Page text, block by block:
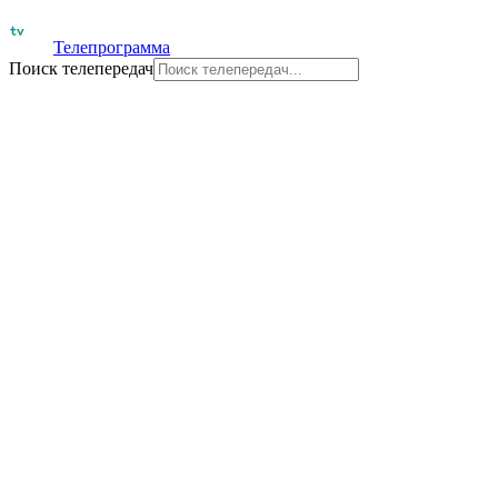
Телепрограмма
Поиск телепередач